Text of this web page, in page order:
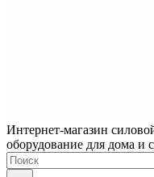
Интернет-магазин
оборудование для дома и